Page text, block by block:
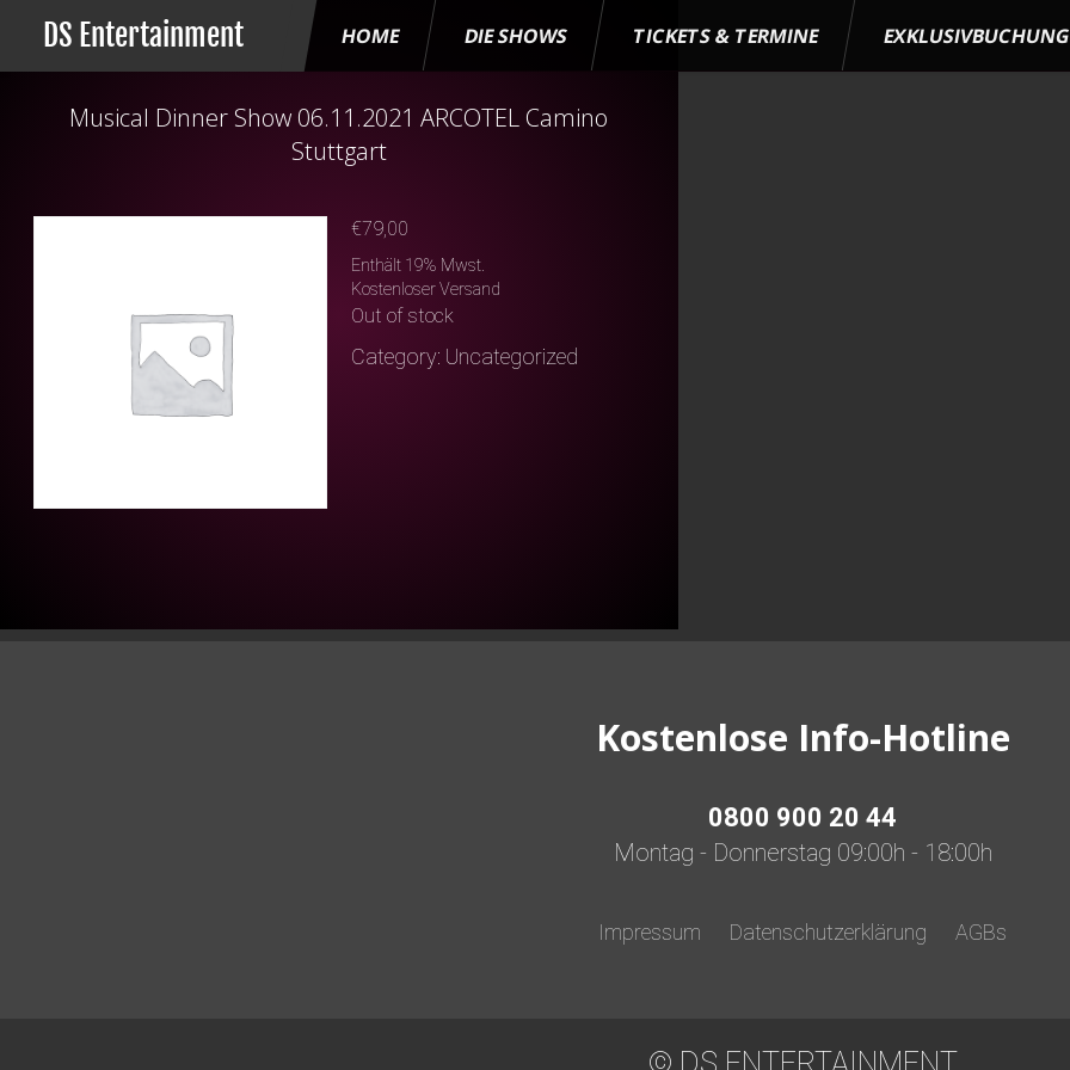
DS Entertainment HOME DIE SHOWS TICKETS & TERMINE EXKLUSIVBUCHUNG
Musical Dinner Show 06.11.2021 ARCOTEL Camino
Stuttgart
€79,00
Enthält 19% Mwst.
Kostenloser Versand
Out of stock
Category: Uncategorized
Kostenlose Info-Hotline
0800 900 20 44
Montag - Donnerstag 09:00h - 18:00h
Impressum Datenschutzerklärung AGBs